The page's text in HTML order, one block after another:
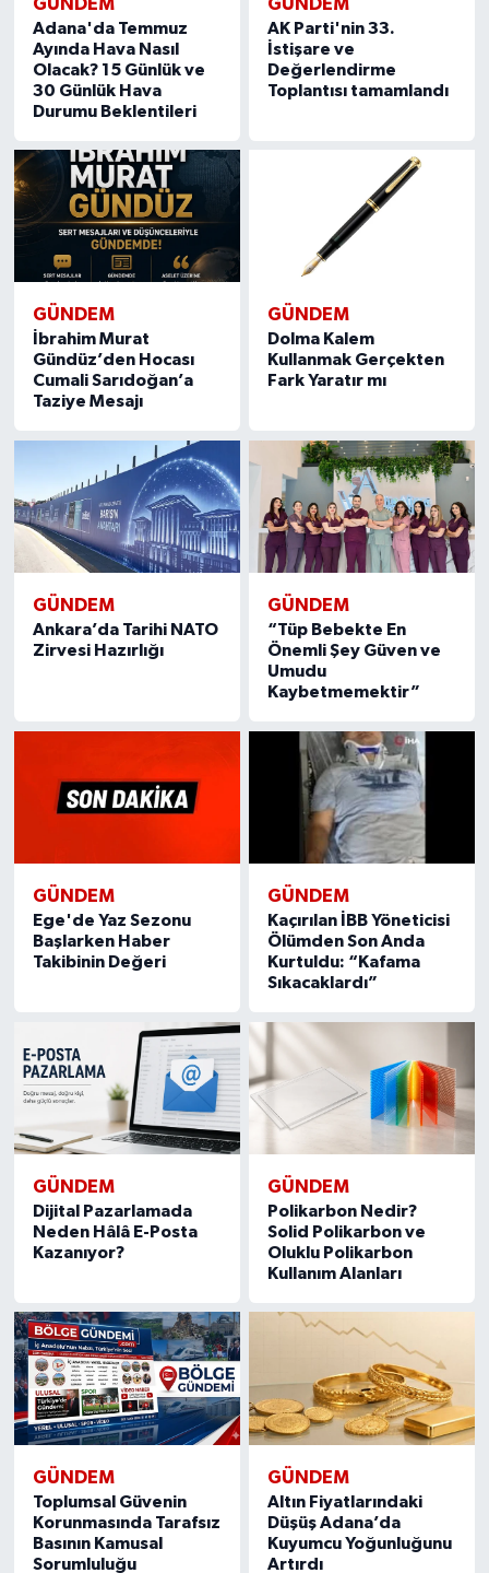
Adana'da Temmuz
Ayında Hava Nasıl
Olacak? 15 Günlük ve
30 Günlük Hava
Durumu Beklentileri
AK Parti'nin 33.
İstişare ve
Değerlendirme
Toplantısı tamamlandı
GÜNDEM
İbrahim Murat
Gündüz’den Hocası
Cumali Sarıdoğan’a
Taziye Mesajı
GÜNDEM
Dolma Kalem
Kullanmak Gerçekten
Fark Yaratır mı
GÜNDEM
Ankara’da Tarihi NATO
Zirvesi Hazırlığı
GÜNDEM
“Tüp Bebekte En
Önemli Şey Güven ve
Umudu
Kaybetmemektir”
GÜNDEM
Ege'de Yaz Sezonu
Başlarken Haber
Takibinin Değeri
GÜNDEM
Kaçırılan İBB Yöneticisi
Ölümden Son Anda
Kurtuldu: “Kafama
Sıkacaklardı”
GÜNDEM
Dijital Pazarlamada
Neden Hâlâ E-Posta
Kazanıyor?
GÜNDEM
Polikarbon Nedir?
Solid Polikarbon ve
Oluklu Polikarbon
Kullanım Alanları
GÜNDEM
Toplumsal Güvenin
Korunmasında Tarafsız
Basının Kamusal
Sorumluluğu
GÜNDEM
Altın Fiyatlarındaki
Düşüş Adana’da
Kuyumcu Yoğunluğunu
Artırdı